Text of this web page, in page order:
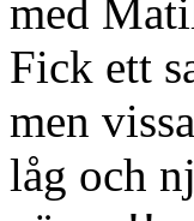
med
Fick ett
men
låg och